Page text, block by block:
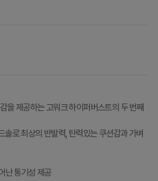
을 제공하는 고워크 하이퍼버스트의 두 번째
로 최상의 반발력, 탄력있는 쿠션감과 가벼
난 통기성 제공